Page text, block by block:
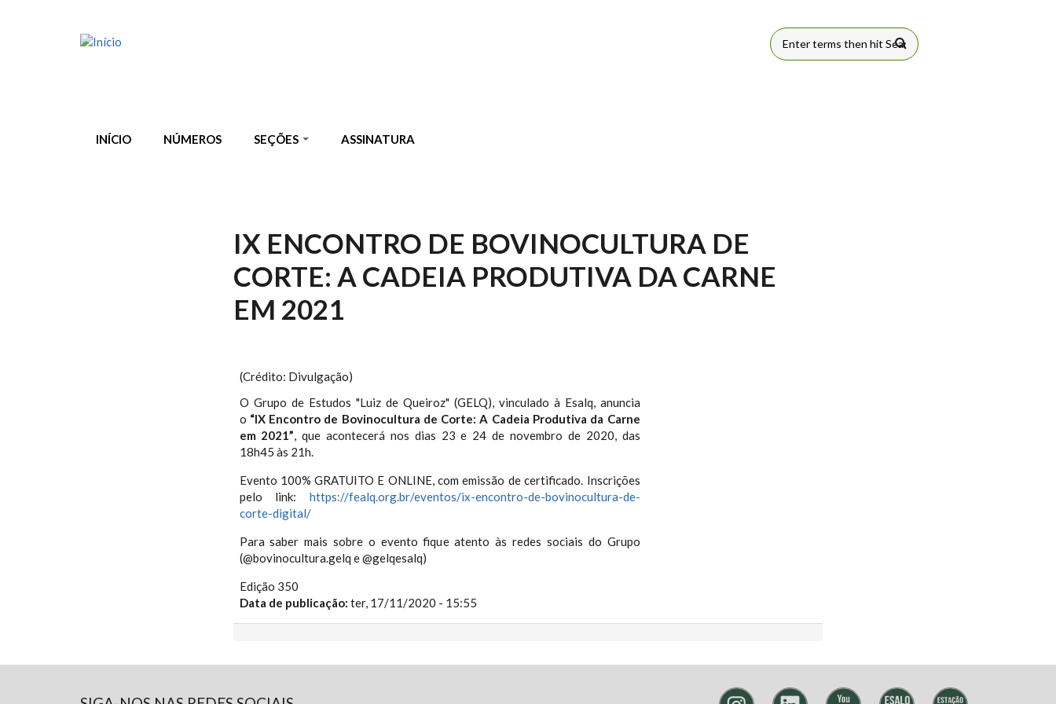
FORMULÁRIO
INÍCIO NÚMEROS SEÇÕES ASSINATURA
IX ENCONTRO DE BOVINOCULTURA DE
CORTE: A CADEIA PRODUTIVA DA CARNE
EM 2021
(Crédito: Divulgação)
O Grupo de Estudos "Luiz de Queiroz" (GELQ), vinculado à Esalq, anuncia
o “IX Encontro de Bovinocultura de Corte: A Cadeia Produtiva da Carne
em 2021”, que acontecerá nos dias 23 e 24 de novembro de 2020, das
18h45 às 21h.
Evento 100% GRATUITO E ONLINE, com emissão de certificado. Inscrições
pelo link: https://fealq.org.br/eventos/ix-encontro-de-bovinocultura-de-
corte-digital/
Para saber mais sobre o evento fique atento às redes sociais do Grupo
(@bovinocultura.gelq e @gelqesalq)
Edição 350
Data de publicação: ter, 17/11/2020 - 15:55